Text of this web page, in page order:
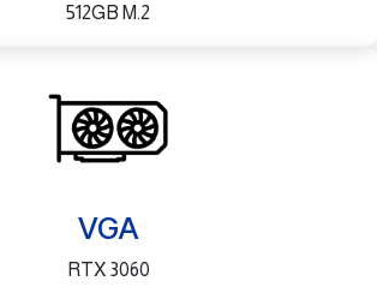
512GB M.2
VGA
RTX 3060